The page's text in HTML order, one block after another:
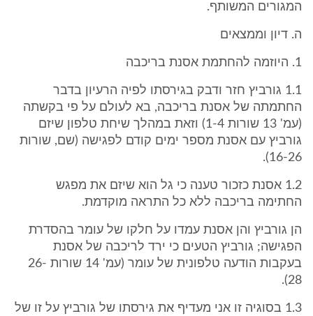
המגורים המשותף.
ה. דיון וממצאים
1. היוזמה להחתמת אסנת בריכבה
1.1 גורביץ חזר ודבק בגירסתו לפיה הרעיון בדבר
החתמתה של אסנת בריכבה, בא לעולם על פי בקשתה
(עמ' 13 שורות 1-4) וזאת במהלך שיחת טלפון שיזם
גורביץ עם אסנת מספר ימים קודם לפגישה (שם, שורות
16-26).
1.2 אסנת כזכור טענה כי גל הוא שיזם את מפגש
החתימה בריכבה ללא כל התראה מוקדמת.
הן גורביץ והן אסנת עמדו על חלקו של עומר בהסדרת
הפגישה; גורביץ הטעים כי ירד לריכבה של אסנת
בעקבות הודעה טלפונית של עומר (עמ' 14 שורות 26-
28).
1.3 בסוגיה זו אני מעדיף את גירסתו של גורביץ על זו של